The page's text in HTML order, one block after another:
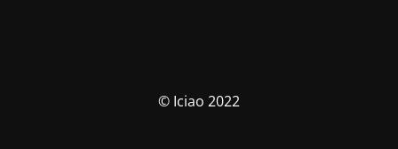
© Iciao 2022